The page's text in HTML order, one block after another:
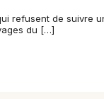
refusent de suivre
du […]